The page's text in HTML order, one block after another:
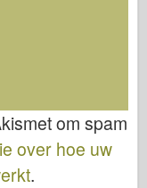
om spam
over hoe uw
.